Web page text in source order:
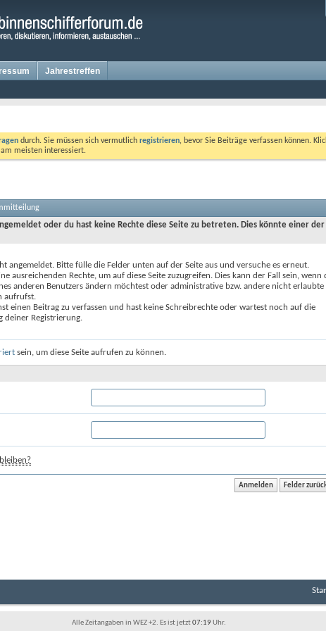
Jahrestreffen
durch. Sie müssen sich vermutlich registrieren, bevor Sie Beiträge verfassen können.
am meisten interessiert.
oder du hast keine Rechte diese Seite zu betreten. Dies könnte einer der
angemeldet. Bitte fülle die Felder unten auf der Seite aus und versuche es erneut.
ausreichenden Rechte, um auf diese Seite zuzugreifen. Dies kann der Fall sein, wenn
anderen Benutzers ändern möchtest oder administrative bzw. andere nicht erlaubte
aufrufst.
einen Beitrag zu verfassen und hast keine Schreibrechte oder wartest noch auf die
deiner Registrierung.
sein, um diese Seite aufrufen zu können.
Alle Zeitangaben in WEZ +2. Es ist jetzt07:19Uhr.